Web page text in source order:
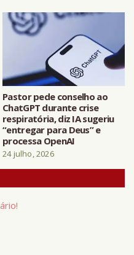
Pastor pede conselho ao
ChatGPT durante crise
respiratória, diz IA sugeriu
“entregar para Deus” e
processa OpenAI
24 julho, 2026